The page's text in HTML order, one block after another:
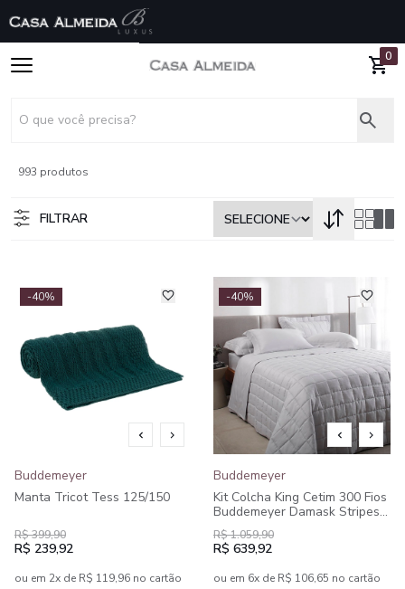
0
993 produtos
FILTRAR
-40%
Buddemeyer
Manta Tricot Tess 125/150
R$ 399,90
R$ 239,92
ou em 2x de R$ 119,96 no cartão
-40%
Buddemeyer
Kit Colcha King Cetim 300 Fios
Buddemeyer Damask Stripes
100% Algodão Penteado 3
peças
R$ 1.059,90
R$ 639,92
ou em 6x de R$ 106,65 no cartão